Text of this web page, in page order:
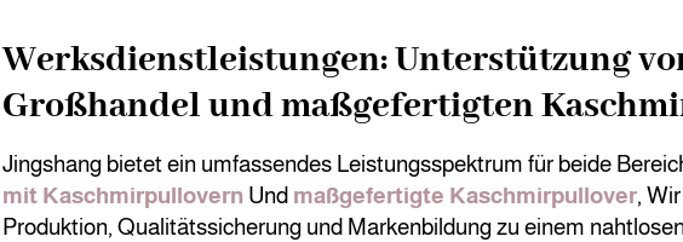
Werksdienstleistungen: Unterstützung
Großhandel und maßgefertigten
Jingshang bietet ein umfassendes Leistungsspektrum für beide
mit Kaschmirpullovern Und maßgefertigte Kaschmirpullover,
Produktion, Qualitätssicherung und Markenbildung zu einem